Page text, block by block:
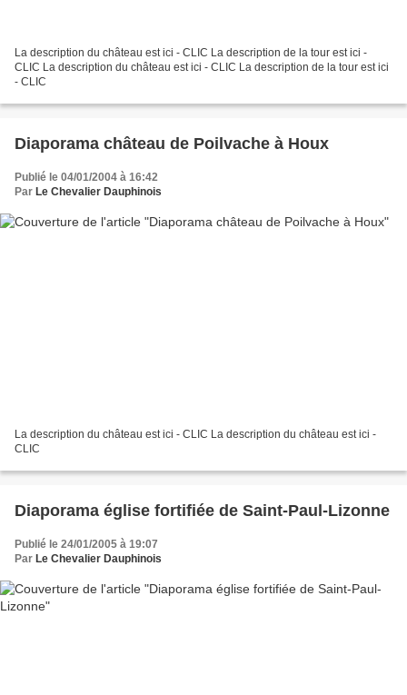
La description du château est ici - CLIC La description de la tour est ici -
CLIC La description du château est ici - CLIC La description de la tour est ici
- CLIC
Diaporama château de Poilvache à Houx
Publié le 04/01/2004 à 16:42
Par Le Chevalier Dauphinois
La description du château est ici - CLIC La description du château est ici -
CLIC
Diaporama église fortifiée de Saint-Paul-Lizonne
Publié le 24/01/2005 à 19:07
Par Le Chevalier Dauphinois